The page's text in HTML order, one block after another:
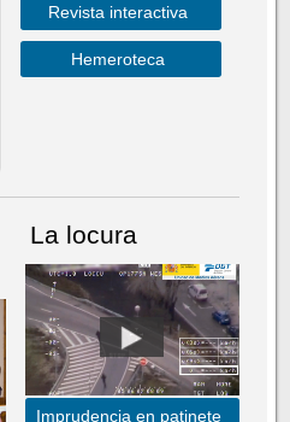
Revista interactiva
Hemeroteca
La locura
Imprudencia en patinete